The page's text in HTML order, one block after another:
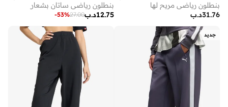
بنطلون رياضي مريح لها
د.ب31.76
بنطلون رياضي ساتان بشعار
د.ب12.75
27.00
-53%
جديد